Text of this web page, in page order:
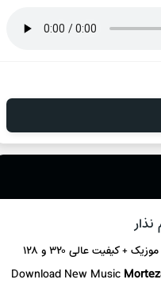
+ کیفیت عالی ۳۲۰ و ۱۲۸
Download New Music